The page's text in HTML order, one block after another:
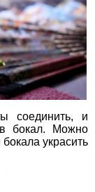
соединить, и
бокал. Можно
украсить